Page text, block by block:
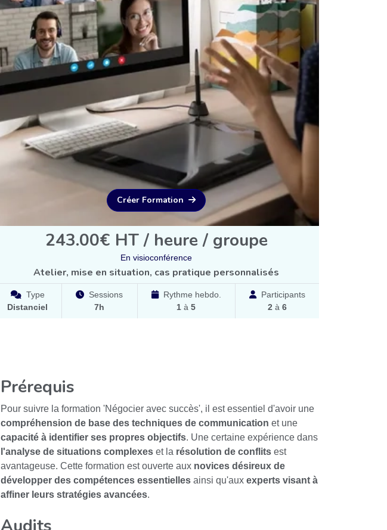
Créer Formation
243.00€ HT / heure / groupe
En visioconférence
Atelier, mise en situation, cas pratique personnalisés
Type
Distanciel
Sessions
7h
Rythme hebdo.
1 à5
Participants
2à 6
Prérequis
Pour suivre la formation 'Négocier avec succès', il est essentiel d'avoir une
compréhension de base des techniques de communication et une
capacité à identifier ses propres objectifs. Une certaine expérience dans
l'analyse de situations complexes et la résolution de conflits est
avantageuse. Cette formation est ouverte aux novices désireux de
développer des compétences essentielles ainsi qu'aux experts visant à
affiner leurs stratégies avancées.